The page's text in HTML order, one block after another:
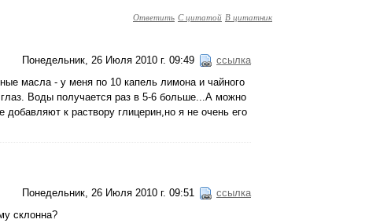
Ответить С цитатой В цитатник
Понедельник, 26 Июля 2010 г. 09:49 ссылка
масла - у меня по 10 капель лимона и чайного
Воды получается раз в 5-6 больше...А можно
к раствору глицерин,но я не очень его
Понедельник, 26 Июля 2010 г. 09:51 ссылка
склонна?